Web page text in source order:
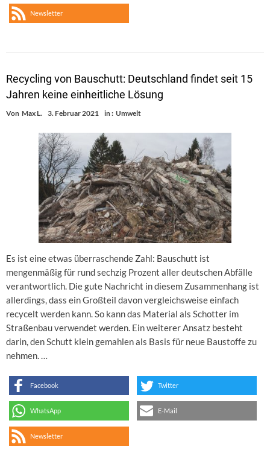
Newsletter
Recycling von Bauschutt: Deutschland findet seit 15
Jahren keine einheitliche Lösung
Von Max L. 3. Februar 2021 in : Umwelt
Es ist eine etwas überraschende Zahl: Bauschutt ist
mengenmäßig für rund sechzig Prozent aller deutschen Abfälle
verantwortlich. Die gute Nachricht in diesem Zusammenhang ist
allerdings, dass ein Großteil davon vergleichsweise einfach
recycelt werden kann. So kann das Material als Schotter im
Straßenbau verwendet werden. Ein weiterer Ansatz besteht
darin, den Schutt klein gemahlen als Basis für neue Baustoffe zu
nehmen. …
Facebook Twitter
WhatsApp E-Mail
Newsletter